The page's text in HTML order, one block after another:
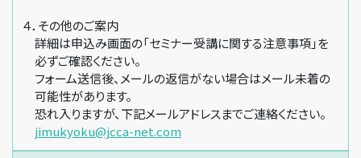
４．その他のご案内
詳細は申込み画面の「セミナー受講に関する注意事項」を
必ずご確認ください。
フォーム送信後、メールの返信がない場合はメール未着の
可能性があります。
恐れ入りますが、下記メールアドレスまでご連絡ください。
jimukyoku@jcca-net.com